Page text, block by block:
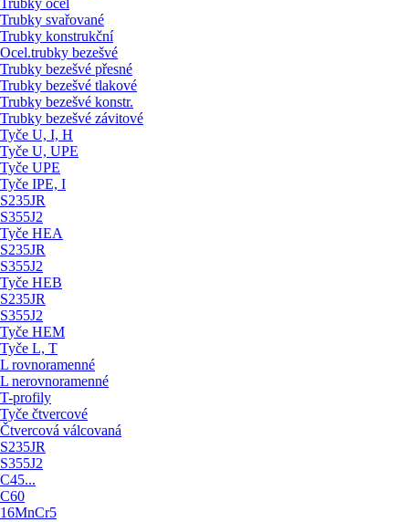
Trubky ocel
Trubky svařované
Trubky konstrukční
Ocel.trubky bezešvé
Trubky bezešvé přesné
Trubky bezešvé tlakové
Trubky bezešvé konstr.
Trubky bezešvé závitové
Tyče U, I, H
Tyče U, UPE
Tyče UPE
Tyče IPE, I
S235JR
S355J2
Tyče HEA
S235JR
S355J2
Tyče HEB
S235JR
S355J2
Tyče HEM
Tyče L, T
L rovnoramenné
L nerovnoramenné
T-profily
Tyče čtvercové
Čtvercová válcovaná
S235JR
S355J2
C45...
C60
16MnCr5